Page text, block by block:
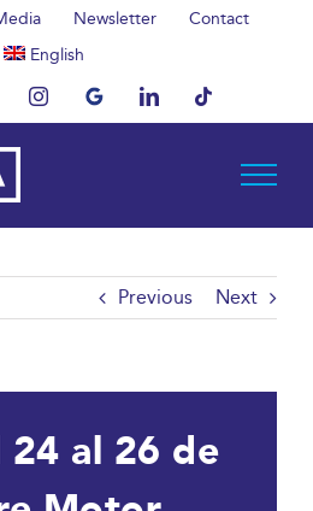
Newsletter
Contact
English
InstagramMyBusinessLinkedInTiktok
Previous Next
24 al 26 de